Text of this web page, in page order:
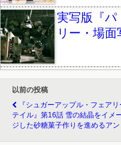
実写版『パ
リー・場面
以前の投稿
『シュガーアップル・フェアリ
テイル』第16話 雪の結晶をイメ
ジした砂糖菓子作りを進めるアン